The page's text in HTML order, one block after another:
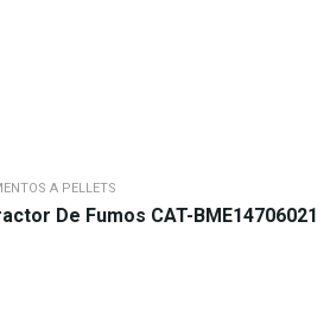
A PELLETS
De Fumos CAT-BME14706021